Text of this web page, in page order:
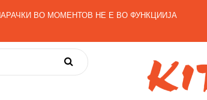
ВО МОМЕНТОВ НЕ Е ВО ФУНКЦИИЈА